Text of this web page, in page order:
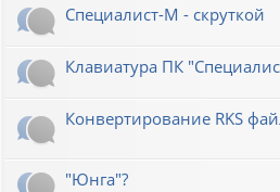
Специалист-М - скруткой
Клавиатура ПК
Конвертирование RKS
"Юнга"?